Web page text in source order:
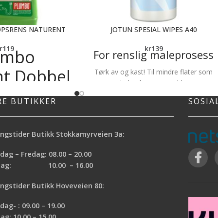
NATURENT
119
Dobbel
Bio
Gel
med enzymer og
toalettpapir og
til å fjerne vond
er lengre enn
JOTUN SPESIAL WIPES A40
kr139
For renslig maleprosess
Tørk av og kast! Til mindre flater som
vindu, dører og møbler.
Trenger ikke skylles av
Fjerner maling på hendene, tørker ikke ut
Velegnet også som
vedlikeholdsvask/flekkfjerning
BUTIKKER
Butikk Stokkamyrveien 3a:
– Fredag: 08.00 – 20.00
10.00 – 16.00
Butikk Hoveveien 80:
: 09.00 – 19.00